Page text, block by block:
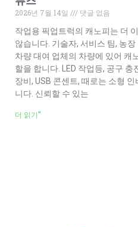
2026년 7월 14일
댓글 없음
작업용 픽업트럭의 캐노피는 더
않습니다. 기술자, 서비스 팀, 농
차량 대여 업체의 차량에 있어 캐
할을 합니다. LED 작업등, 공구
장비, USB 콘센트, 때로는 소형
니다. 신뢰할 수 있는
더 읽기"